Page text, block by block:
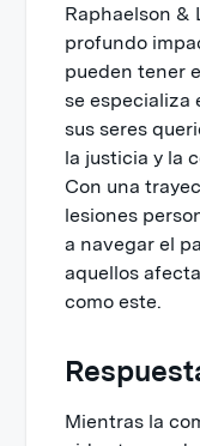
Raphaelson &
profundo
pueden tener
se especializa
sus seres
la justicia y la
Con una
lesiones
a navegar el
aquellos
como este.
Mientras la